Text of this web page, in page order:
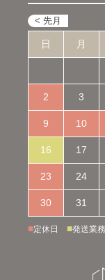
日 月
2 3
9 10
16 17
23 24
30 31
■定休日 ■発送業